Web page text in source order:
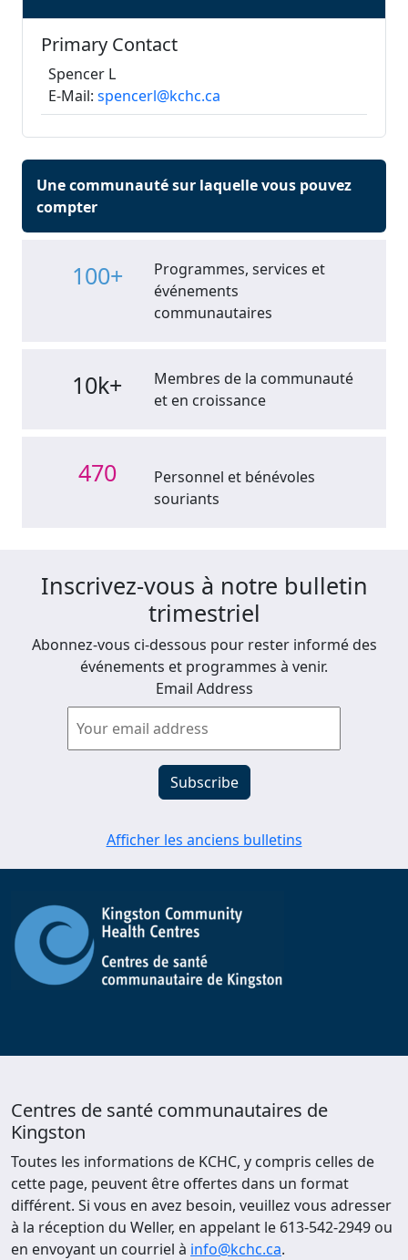
Primary Contact
Spencer L
E-Mail: spencerl@kchc.ca
Une communauté sur laquelle vous pouvez
compter
100+
Programmes, services et
événements
communautaires
10k+
Membres de la communauté
et en croissance
470
Personnel et bénévoles
souriants
Inscrivez-vous à notre bulletin
trimestriel
Abonnez-vous ci-dessous pour rester informé des
événements et programmes à venir.
Email Address
Afficher les anciens bulletins
Centres de santé communautaires de
Kingston
Toutes les informations de KCHC, y compris celles de
cette page, peuvent être offertes dans un format
différent. Si vous en avez besoin, veuillez vous adresser
à la réception du Weller, en appelant le 613-542-2949 ou
en envoyant un courriel à info@kchc.ca.